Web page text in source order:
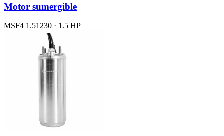
Motor sumergible
MSF4 1.51230 · 1.5 HP